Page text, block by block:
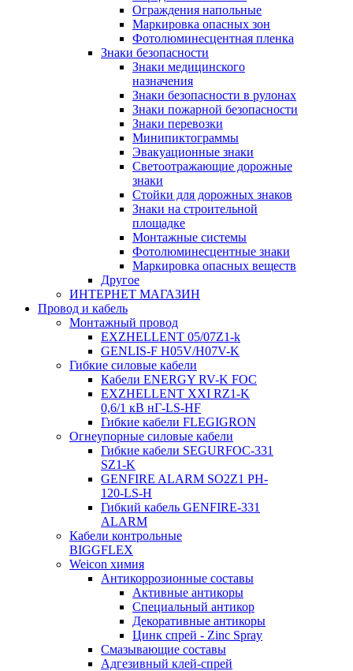
Ограждения напольные
Маркировка опасных зон
Фотолюминесцентная пленка
Знаки безопасности
Знаки медицинского
назначения
Знаки безопасности в рулонах
Знаки пожарной безопасности
Знаки перевозки
Минипиктограммы
Эвакуационные знаки
Светоотражающие дорожные
знаки
Стойки для дорожных знаков
Знаки на строительной
площадке
Монтажные системы
Фотолюминесцентные знаки
Маркировка опасных веществ
Другое
ИНТЕРНЕТ МАГАЗИН
Провод и кабель
Монтажный провод
EXZHELLENT 05/07Z1-k
GENLIS-F Н05V/H07V-K
Гибкие силовые кабели
Кабели ENERGY RV-K FOC
EXZHELLENT XXI RZ1-K
0,6/1 кВ нГ-LS-HF
Гибкие кабели FLEGIGRON
Огнеупорные силовые кабели
Гибкие кабели SEGURFOC-331
SZ1-K
GENFIRE ALARM SO2Z1 PH-
120-LS-H
Гибкий кабель GENFIRE-331
ALARM
Кабели контрольные
BIGGFLEX
Weicon химия
Антикоррозионные составы
Активные антикоры
Специальный антикор
Декоративные антикоры
Цинк спрей - Zinc Spray
Смазывающие составы
Адгезивный клей-спрей